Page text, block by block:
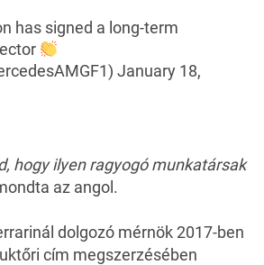
has signed a long-term
January 18,
hogy ilyen ragyogó munkatársak
az angol.
dolgozó mérnök 2017-ben
cím megszerzésében